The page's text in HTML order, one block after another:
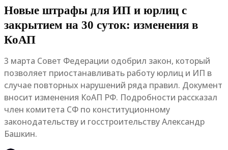
Новые штрафы для ИП и юрлиц с
закрытием на 30 суток: изменения в
КоАП
3 марта Совет Федерации одобрил закон, который
позволяет приостанавливать работу юрлиц и ИП в
случае повторных нарушений ряда правил. Документ
вносит изменения КоАП РФ. Подробности рассказал
член комитета СФ по конституционному
законодательству и госстроительству Александр
Башкин.